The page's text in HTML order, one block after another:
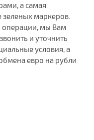
а самая
маркеров.
операции, мы Вам
и уточнить
условия, а
евро на рубли